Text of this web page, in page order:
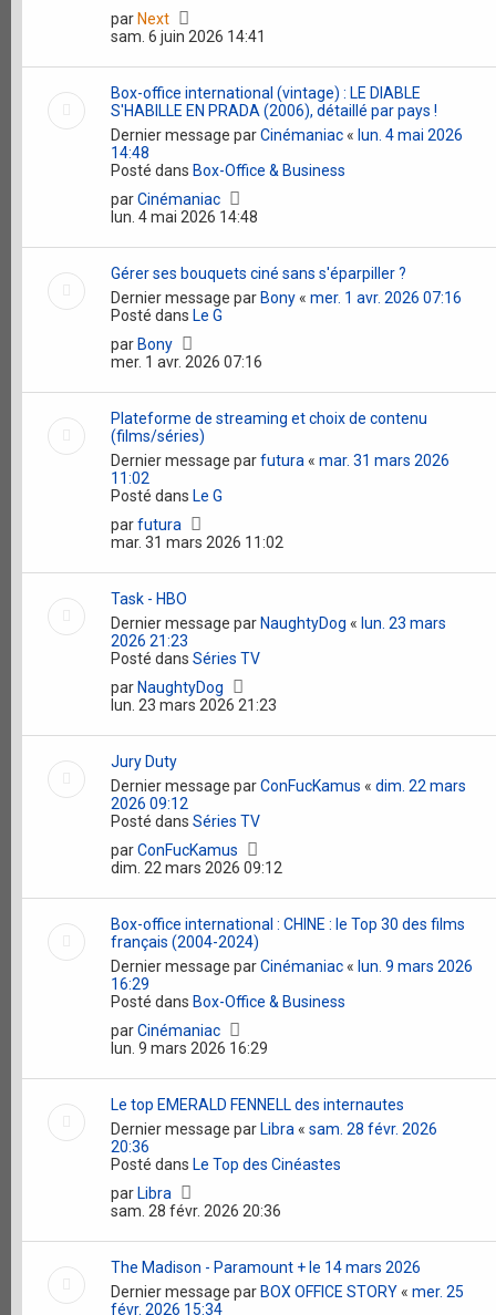
par Next
sam. 6 juin 2026 14:41
Box-office international (vintage) : LE DIABLE
S'HABILLE EN PRADA (2006), détaillé par pays !
Dernier message parCinémaniac« lun. 4 mai 2026
14:48
Posté dans Box-Office & Business
parCinémaniac
lun. 4 mai 2026 14:48
Gérer ses bouquets ciné sans s'éparpiller ?
Dernier message par Bony« mer. 1 avr. 2026 07:16
Posté dans Le G
par Bony
mer. 1 avr. 2026 07:16
Plateforme de streaming et choix de contenu
(films/séries)
Dernier message parfutura « mar. 31 mars 2026
11:02
Posté dans Le G
parfutura
mar. 31 mars 2026 11:02
Task - HBO
Dernier message par NaughtyDog « lun. 23 mars
2026 21:23
Posté dans Séries TV
par NaughtyDog
lun. 23 mars 2026 21:23
Jury Duty
Dernier message parConFucKamus « dim. 22 mars
2026 09:12
Posté dans Séries TV
parConFucKamus
dim. 22 mars 2026 09:12
Box-office international : CHINE : le Top 30 des films
français (2004-2024)
Dernier message parCinémaniac« lun. 9 mars 2026
16:29
Posté dans Box-Office & Business
parCinémaniac
lun. 9 mars 2026 16:29
Le top EMERALD FENNELL des internautes
Dernier message par Libra « sam. 28 févr. 2026
20:36
Posté dans Le Top des Cinéastes
par Libra
sam. 28 févr. 2026 20:36
The Madison - Paramount + le 14 mars 2026
Dernier message par BOX OFFICE STORY« mer. 25
févr. 2026 15:34